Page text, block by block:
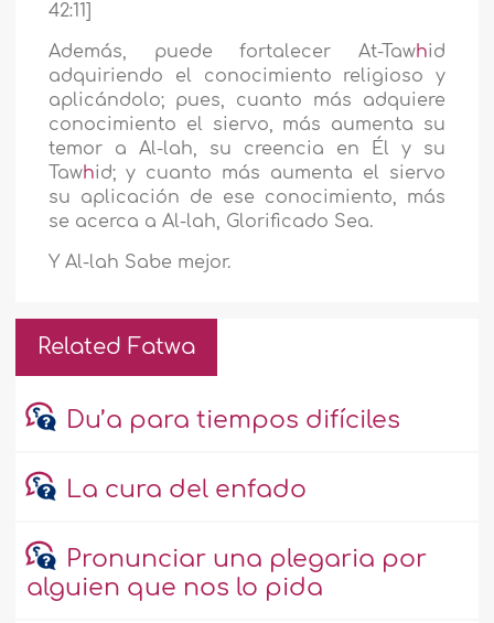
42:11]
Además, puede fortalecer At-Tawhid
adquiriendo el conocimiento religioso y
aplicándolo; pues, cuanto más adquiere
conocimiento el siervo, más aumenta su
temor a Al-lah, su creencia en Él y su
Tawhid; y cuanto más aumenta el siervo
su aplicación de ese conocimiento, más
se acerca a Al-lah, Glorificado Sea.
Y Al-lah Sabe mejor.
Related Fatwa
Du’a para tiempos difíciles
La cura del enfado
Pronunciar una plegaria por
alguien que nos lo pida